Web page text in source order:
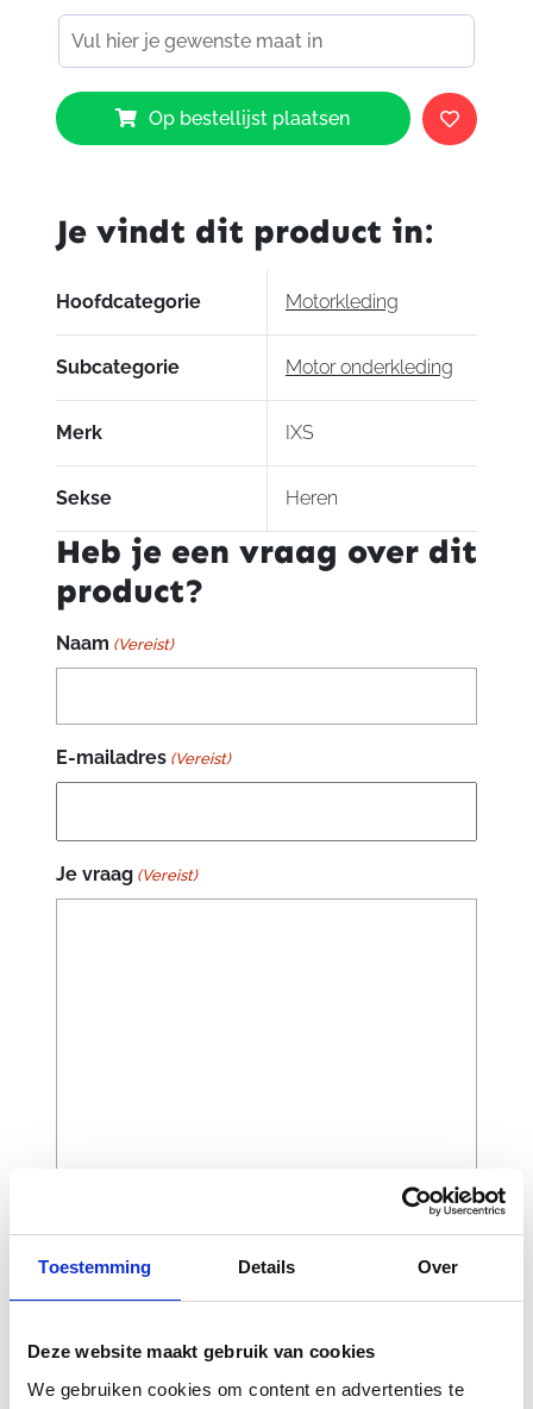
Toestemming Details Over
Deze website maakt gebruik van cookies
We gebruiken cookies om content en advertenties te
IXS
Broek
365
Op bestellijst plaatsen
Je vindt dit product in:
Hoofdcategorie Motorkleding
Subcategorie Motor onderkleding
Merk IXS
Sekse Heren
Heb je een vraag over dit
product?
Naam (Vereist)
E-mailadres (Vereist)
Je vraag (Vereist)
CAPTCHA